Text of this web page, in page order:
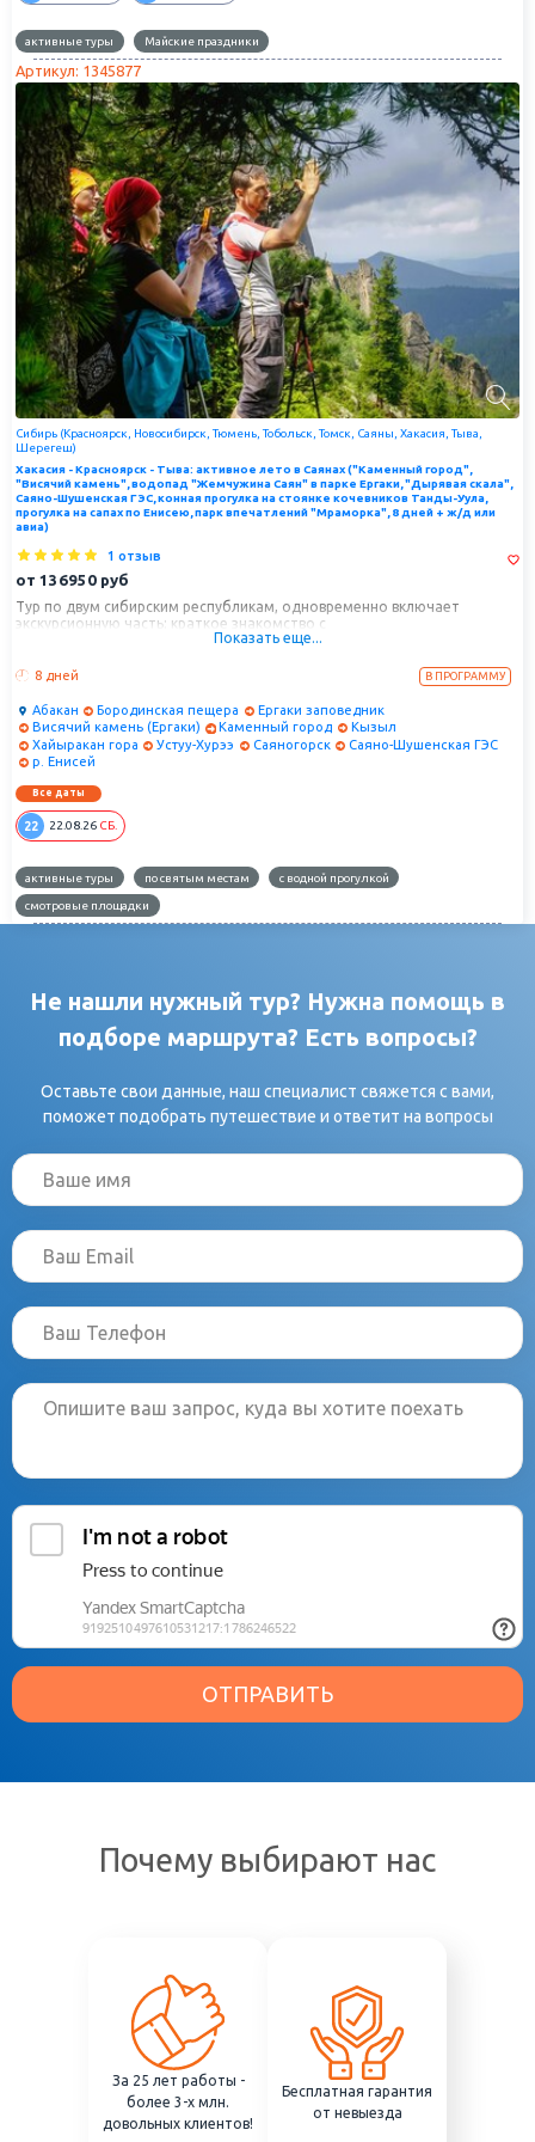
активные туры Майские праздники
Артикул: 1345877
Сибирь (Красноярск, Новосибирск, Тюмень, Тобольск, Томск, Саяны, Хакасия, Тыва,
Шерегеш)
Хакасия - Красноярск - Тыва: активное лето в Саянах ("Каменный город",
"Висячий камень", водопад "Жемчужина Саян" в парке Ергаки, "Дырявая скала",
Саяно-Шушенская ГЭС, конная прогулка на стоянке кочевников Танды-Уула,
прогулка на сапах по Енисею, парк впечатлений "Мраморка", 8 дней + ж/д или
авиа)
1 отзыв
от 136950 руб
Тур по двум сибирским республикам, одновременно включает
экскурсионную часть: краткое знакомство с
достопримечательностями Хакасии и Тувы, насыщенную
Показать еще...
8 дней В ПРОГРАММУ
Абакан Бородинская пещера
Ергаки заповедник
Висячий камень (Ергаки)
Каменный город
Кызыл
Хайыракан гора
Устуу-Хурээ Саяногорск
Саяно-Шушенская ГЭС
р. Енисей
Все даты
22 22.08.26 СБ.
активные туры по святым местам с водной прогулкой
смотровые площадки
Не нашли нужный тур? Нужна помощь в
подборе маршрута? Есть вопросы?
Оставьте свои данные, наш специалист свяжется с вами,
поможет подобрать путешествие и ответит на вопросы
ОТПРАВИТЬ
Почему выбирают нас
За 25 лет работы -
более 3-х млн.
довольных клиентов!
Бесплатная гарантия
от невыезда